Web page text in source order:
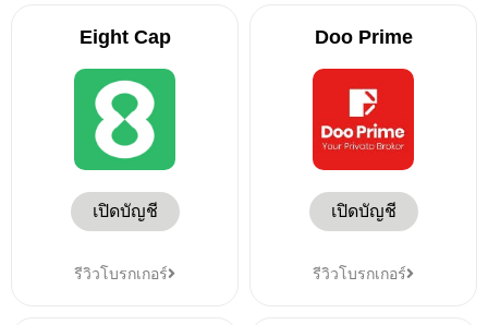
Eight Cap
เปิดบัญชี
รีวิวโบรกเกอร์
Doo Prime
เปิดบัญชี
รีวิวโบรกเกอร์